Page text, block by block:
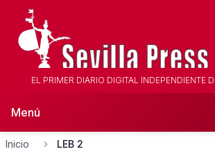
EL PRIMER DIARIO DIGITAL INDEPENDIENTE
Menú
Inicio LEB 2